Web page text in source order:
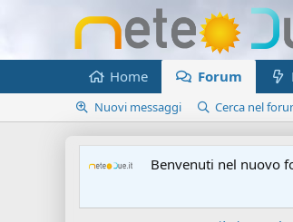
Home Forum
Nuovi messaggi Cerca nel
Benvenuti nel nuovo